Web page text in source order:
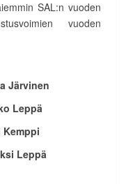
SAL:n vuoden
vuoden
Leppä